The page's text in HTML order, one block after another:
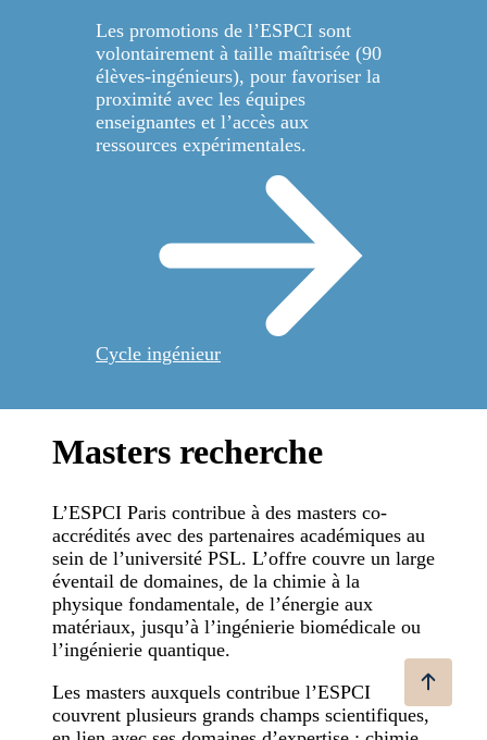
Les promotions de l’ESPCI sont
volontairement à taille maîtrisée (90
élèves-ingénieurs), pour favoriser la
proximité avec les équipes
enseignantes et l’accès aux
ressources expérimentales.
Cycle ingénieur
Masters recherche
L’ESPCI Paris contribue à des masters co-
accrédités avec des partenaires académiques au
sein de l’université PSL. L’offre couvre un large
éventail de domaines, de la chimie à la
physique fondamentale, de l’énergie aux
matériaux, jusqu’à l’ingénierie biomédicale ou
l’ingénierie quantique.
Les masters auxquels contribue l’ESPCI
couvrent plusieurs grands champs scientifiques,